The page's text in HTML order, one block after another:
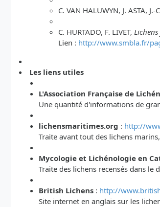
C. VAN HALUWYN, J. ASTA, J.-
C. HURTADO, F. LIVET,
Lien : http://www.smbla.fr/
Les liens utiles
L'Association Française de
Une quantité d'informations de
lichensmaritimes.org : http://
Traite avant tout des lichens
Mycologie et Lichénologie en
Traite des lichens recensés dans
British Lichens : http://
Site internet en anglais sur les